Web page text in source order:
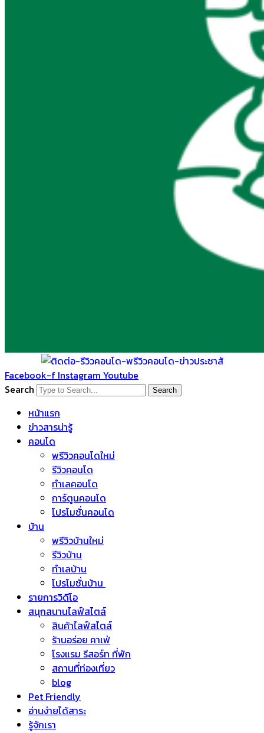
Facebook-f Instagram Youtube
Search
Search
หน้าแรก
ข่าวสารน่ารู้
คอนโด
พรีวิวคอนโดใหม่
รีวิวคอนโด
ทำเลคอนโด
การ์ตูนคอนโด
โปรโมชั่นคอนโด
บ้าน
พรีวิวบ้านใหม่
รีวิวบ้าน
ทำเลบ้าน
โปรโมชั่นบ้าน
รายการวิดีโอ
สนุกสนานไลฟ์สไตล์
สินค้าไลฟ์สไตล์
ร้านอร่อย คาเฟ่
โรงแรม รีสอร์ท ที่พัก
สถานที่ท่องเที่ยว
blog
Pet Friendly
อ่านง่ายได้สาระ
รู้จักเรา